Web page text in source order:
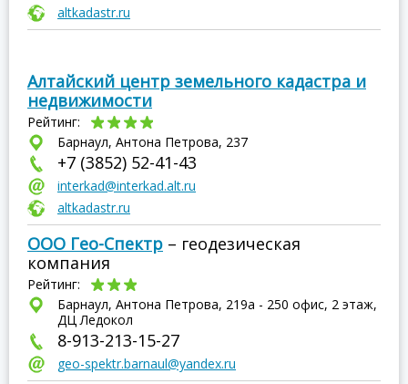
altkadastr.ru
Алтайский центр земельного кадастра и
недвижимости
Рейтинг:
Барнаул, Антона Петрова, 237
+7 (3852) 52-41-43
interkad@interkad.alt.ru
altkadastr.ru
ООО Гео-Спектр – геодезическая
компания
Рейтинг:
Барнаул, Антона Петрова, 219а - 250 офис, 2 этаж,
ДЦ Ледокол
8-913-213-15-27
geo-spektr.barnaul@yandex.ru